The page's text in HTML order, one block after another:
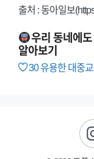
출처 : 동아일보
우리 동네에
알아보기
30유용한 대중